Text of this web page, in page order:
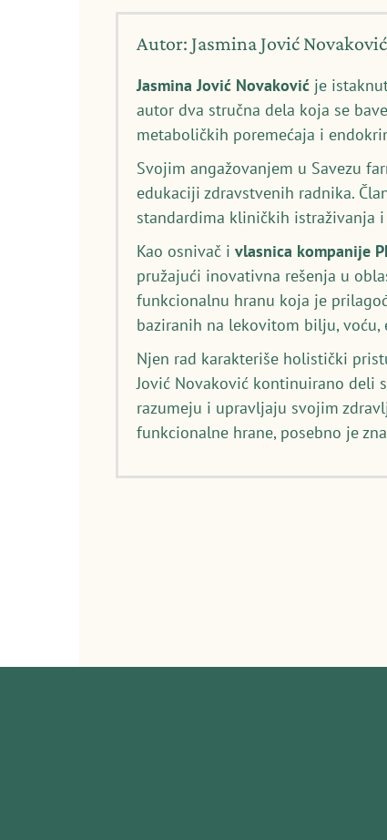
Autor: Jasmina Jović Novaković
Jasmina Jović Novaković je
autor dva stručna dela koja se bave
metaboličkih poremećaja i
Svojim angažovanjem u Savezu
edukaciji zdravstvenih radnika.
standardima kliničkih istraživanja
Kao osnivač i vlasnica kompanije
pružajući inovativna rešenja u
funkcionalnu hranu koja je
baziranih na lekovitom bilju,
Njen rad karakteriše holistički
Jović Novaković kontinuirano deli
razumeju i upravljaju svojim
funkcionalne hrane, posebno je